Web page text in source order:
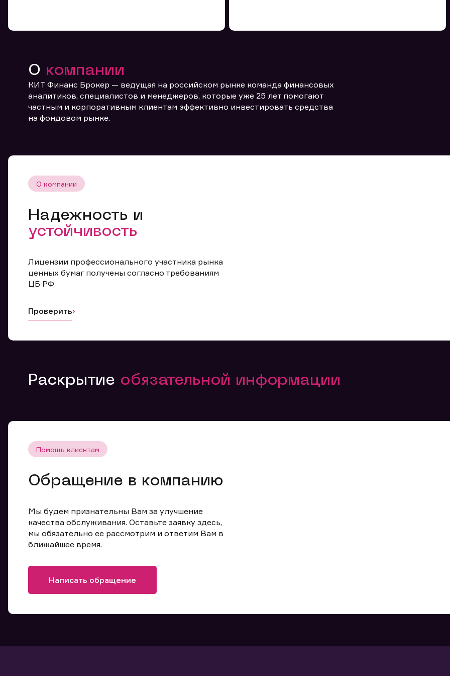
О компании
КИТ Финанс Брокер — ведущая на российском рынке команда финансовых
аналитиков, специалистов и менеджеров, которые уже 25 лет помогают
частным и корпоративным клиентам эффективно инвестировать средства
на фондовом рынке.
О компании
Надежность и
устойчивость
Лицензии профессионального участника рынка
ценных бумаг получены согласно требованиям
ЦБ РФ
Проверить
Раскрытие обязательной информации
Помощь клиентам
Обращение в компанию
Мы будем признательны Вам за улучшение
качества обслуживания. Оставьте заявку здесь,
мы обязательно ее рассмотрим и ответим Вам в
ближайшее время.
Написать обращение
Отправить заявку